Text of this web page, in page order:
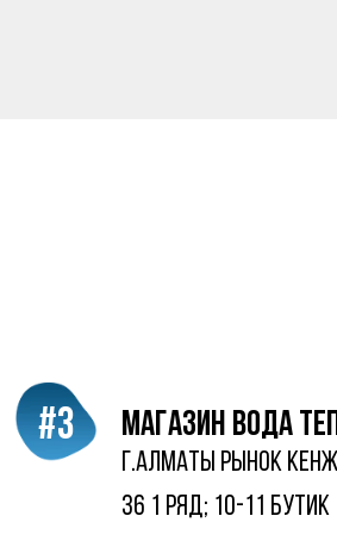
магазин Вода
#3
г.алматы рынок
36 1 ряд; 10-11 бутик